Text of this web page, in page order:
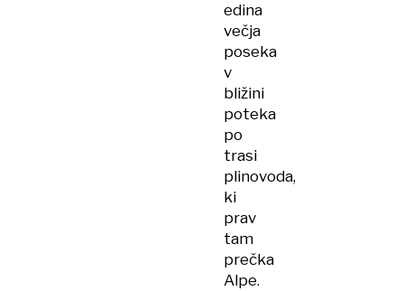
edina
večja
poseka
v
bližini
poteka
po
trasi
plinovoda,
ki
prav
tam
prečka
Alpe.